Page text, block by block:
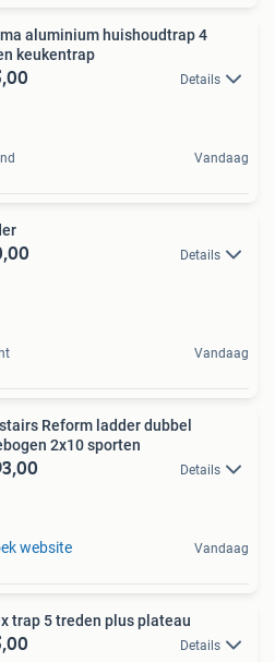
aluminium huishoudtrap 4
keukentrap
Details
Vandaag
Details
Vandaag
Reform ladder dubbel
2x10 sporten
Details
website Vandaag
trap 5 treden plus plateau
Details